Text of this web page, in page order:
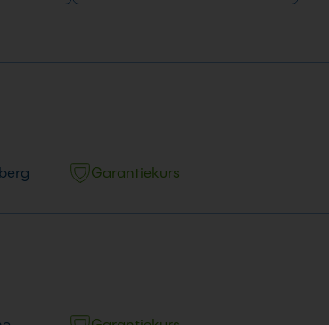
Garantiekurs
Tage und Uhrzeit